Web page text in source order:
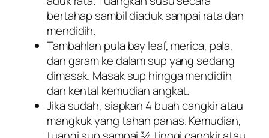
bertahap sambil diaduk sampai rata dan
mendidih.
Tambahlan pula bay leaf, merica, pala,
dan garam ke dalam sup yang sedang
dimasak. Masak sup hingga mendidih
dan kental kemudian angkat.
Jika sudah, siapkan 4 buah cangkir atau
mangkuk yang tahan panas. Kemudian,